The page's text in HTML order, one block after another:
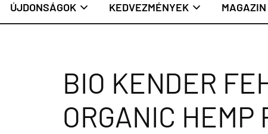
ÚJDONSÁGOK  KEDVEZMÉNYEK  MAGAZIN
BIO KENDER
ORGANIC HEMP